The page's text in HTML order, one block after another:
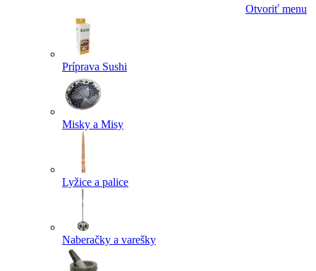
Otvoriť menu
Príprava Sushi
Misky a Misy
Lyžice a palice
Naberačky a varešky